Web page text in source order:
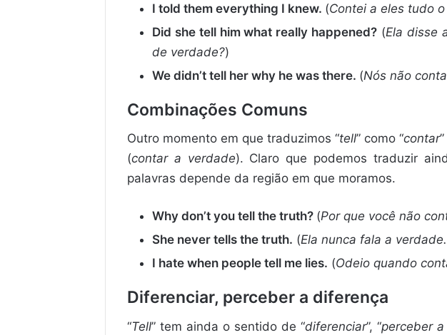
I told them everything I knew. (Contei a eles tudo
Did she tell him what really happened? (Ela disse
de verdade?)
We didn’t tell her why he was there. (Nós não
Combinações Comuns
Outro momento em que traduzimos “tell” como “contar
(contar a verdade). Claro que podemos traduzir
palavras depende da região em que moramos.
Why don’t you tell the truth? (Por que você não
She never tells the truth. (Ela nunca fala a verdade.
I hate when people tell me lies. (Odeio quando
Diferenciar, perceber a diferença
“Tell” tem ainda o sentido de “diferenciar”, “perceber